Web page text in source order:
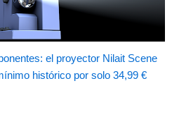
el proyector Nilait Scene
histórico por solo 34,99 €